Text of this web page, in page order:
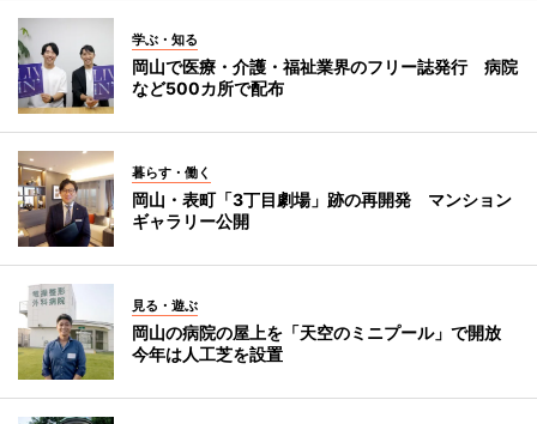
学ぶ・知る
岡山で医療・介護・福祉業界のフリー誌発行 病院
など500カ所で配布
暮らす・働く
岡山・表町「3丁目劇場」跡の再開発 マンション
ギャラリー公開
見る・遊ぶ
岡山の病院の屋上を「天空のミニプール」で開放
今年は人工芝を設置